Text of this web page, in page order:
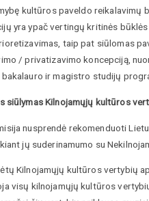
kultūros paveldo reikalavimų
yra ypač vertingų kritinės
taip pat siūlomas
/ privatizavimo koncepciją,
bakalauro ir magistro studijų
siūlymas Kilnojamųjų kultūros
nusprendė rekomenduoti
jų suderinamumo su
Kilnojamųjų kultūros vertybių
visų kilnojamųjų kultūros